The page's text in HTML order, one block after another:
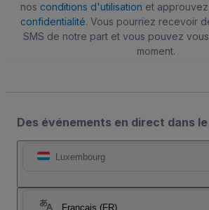
nos conditions d'utilisation et
confidentialité. Vous pourriez recevoir
SMS de notre part et vous pouvez
moment.
Des événements en direct dans
Luxembourg
Français (FR)